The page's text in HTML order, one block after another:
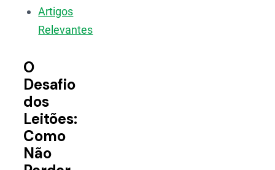
Artigos
Relevantes
O
Desafio
dos
Leitões:
Como
Não